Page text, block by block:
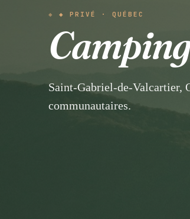
◆ PRIVÉ · QUÉBEC
Saint-Gabriel-de-Valcartier,
communautaires.